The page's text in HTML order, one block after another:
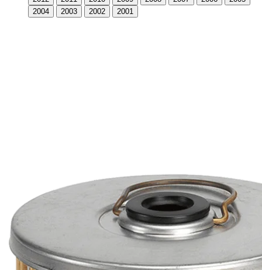
2004
2003 2002 2001